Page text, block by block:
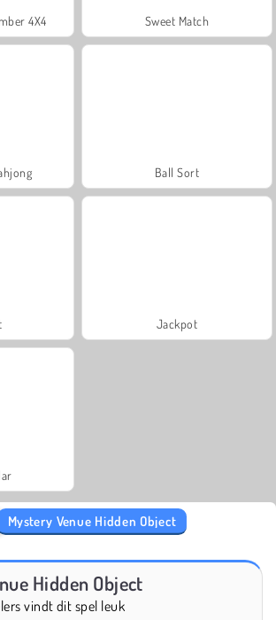
4X4 Sweet Match
Ball Sort
Jackpot
Mystery Venue Hidden Object
Hidden Object
vindt dit spel leuk